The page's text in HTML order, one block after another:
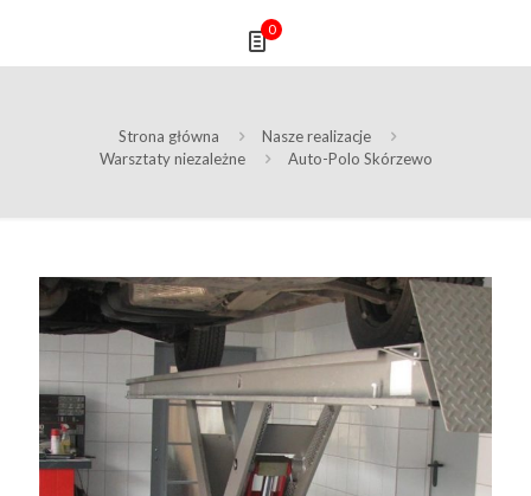
0
Strona główna
Nasze realizacje
Warsztaty niezależne
Auto-Polo Skórzewo